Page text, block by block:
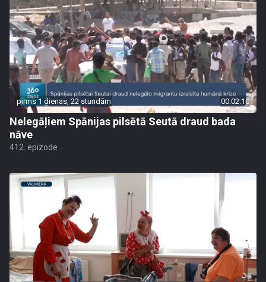
pirms 1 dienas, 22 stundām 00:02:10
Nelegāļiem Spānijas pilsētā Seutā draud bada
nāve
412. epizode